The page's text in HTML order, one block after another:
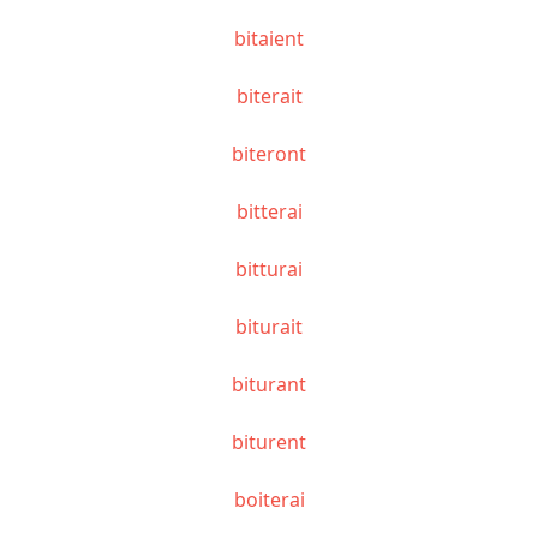
bitaient
biterait
biteront
bitterai
bitturai
biturait
biturant
biturent
boiterai